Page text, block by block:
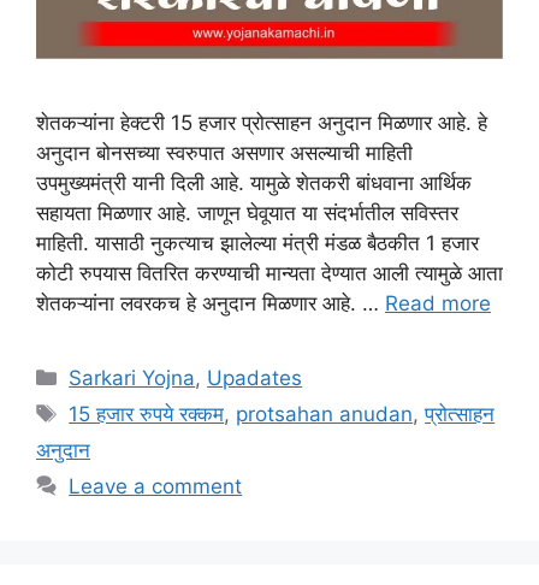
शेतकऱ्यांना हेक्टरी 15 हजार प्रोत्साहन अनुदान मिळणार आहे. हे
अनुदान बोनसच्या स्वरुपात असणार असल्याची माहिती
उपमुख्यमंत्री यानी दिली आहे. यामुळे शेतकरी बांधवाना आर्थिक
सहायता मिळणार आहे. जाणून घेवूयात या संदर्भातील सविस्तर
माहिती. यासाठी नुकत्याच झालेल्या मंत्री मंडळ बैठकीत 1 हजार
कोटी रुपयास वितरित करण्याची मान्यता देण्यात आली त्यामुळे आता
शेतकऱ्यांना लवरकच हे अनुदान मिळणार आहे. … Read more
Categories
Sarkari Yojna, Upadates
Tags
15 हजार रुपये रक्कम, protsahan anudan,प्रोत्साहन
अनुदान
Leave a comment